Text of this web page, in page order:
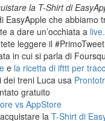
la T-Shirt di
EasyApple che abbiamo
a dare un’occhiata a
leggere il #PrimoTweet
in cui si parla di
e la ricetta di ifttt per
dei treni Luca usa
gratuito
vs AppStore
la T-Shirt di